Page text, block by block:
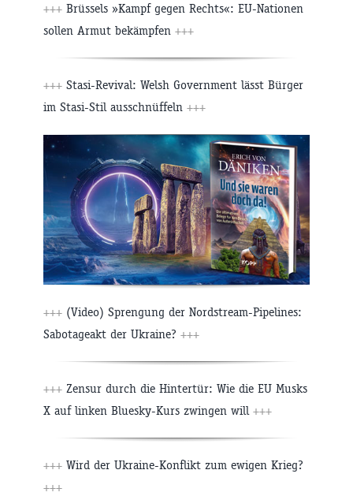
+++ Brüssels »Kampf gegen Rechts«: EU-Nationen
sollen Armut bekämpfen +++
+++ Stasi-Revival: Welsh Government lässt Bürger
im Stasi-Stil ausschnüffeln +++
+++ (Video) Sprengung der Nordstream-Pipelines:
Sabotageakt der Ukraine? +++
+++ Zensur durch die Hintertür: Wie die EU Musks
X auf linken Bluesky-Kurs zwingen will +++
+++ Wird der Ukraine-Konflikt zum ewigen Krieg?
+++